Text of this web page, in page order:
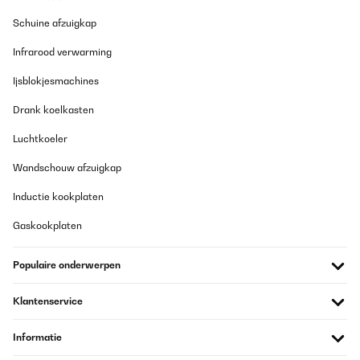
den Preis definitiv wieder kaufen.klar muss man ein paar
manchen Töpfen/Pfannen brummt es etwas jedoch kommt die
gibt auch eine praktische Warmhalte Funktion.Wenn man mit drei
aufgrund der kompakten Anordnung etwas eingeschränkt. (z. b.
Große Pfanne, großer Suppen/Nudeltopf + größerer Topf für Soße
Les évaluations indiquent "achat vérifié"... Or, je peux laisser une
Nathalie
Schuine afzuigkap
Infrarood verwarming
Ijsblokjesmachines
Drank koelkasten
Luchtkoeler
Wandschouw afzuigkap
Inductie kookplaten
Gaskookplaten
Populaire onderwerpen
Klantenservice
Informatie